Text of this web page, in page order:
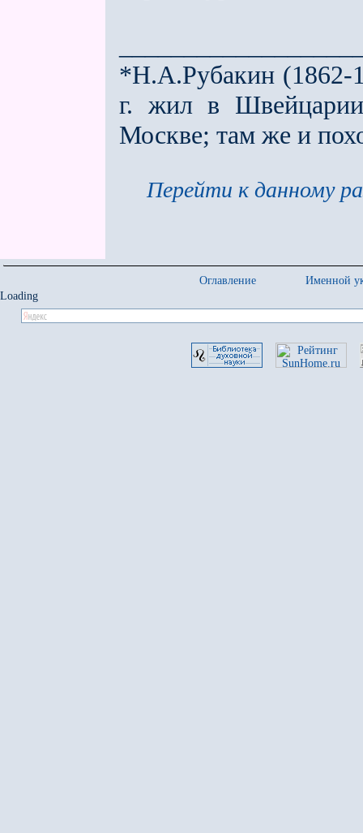
*Н.А.Рубакин (1862-
г. жил в
Москве; там же и
Перейти к данному
Оглавление
Именной
Loading